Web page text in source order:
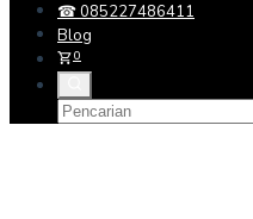
☎ 085227486411
Blog
0